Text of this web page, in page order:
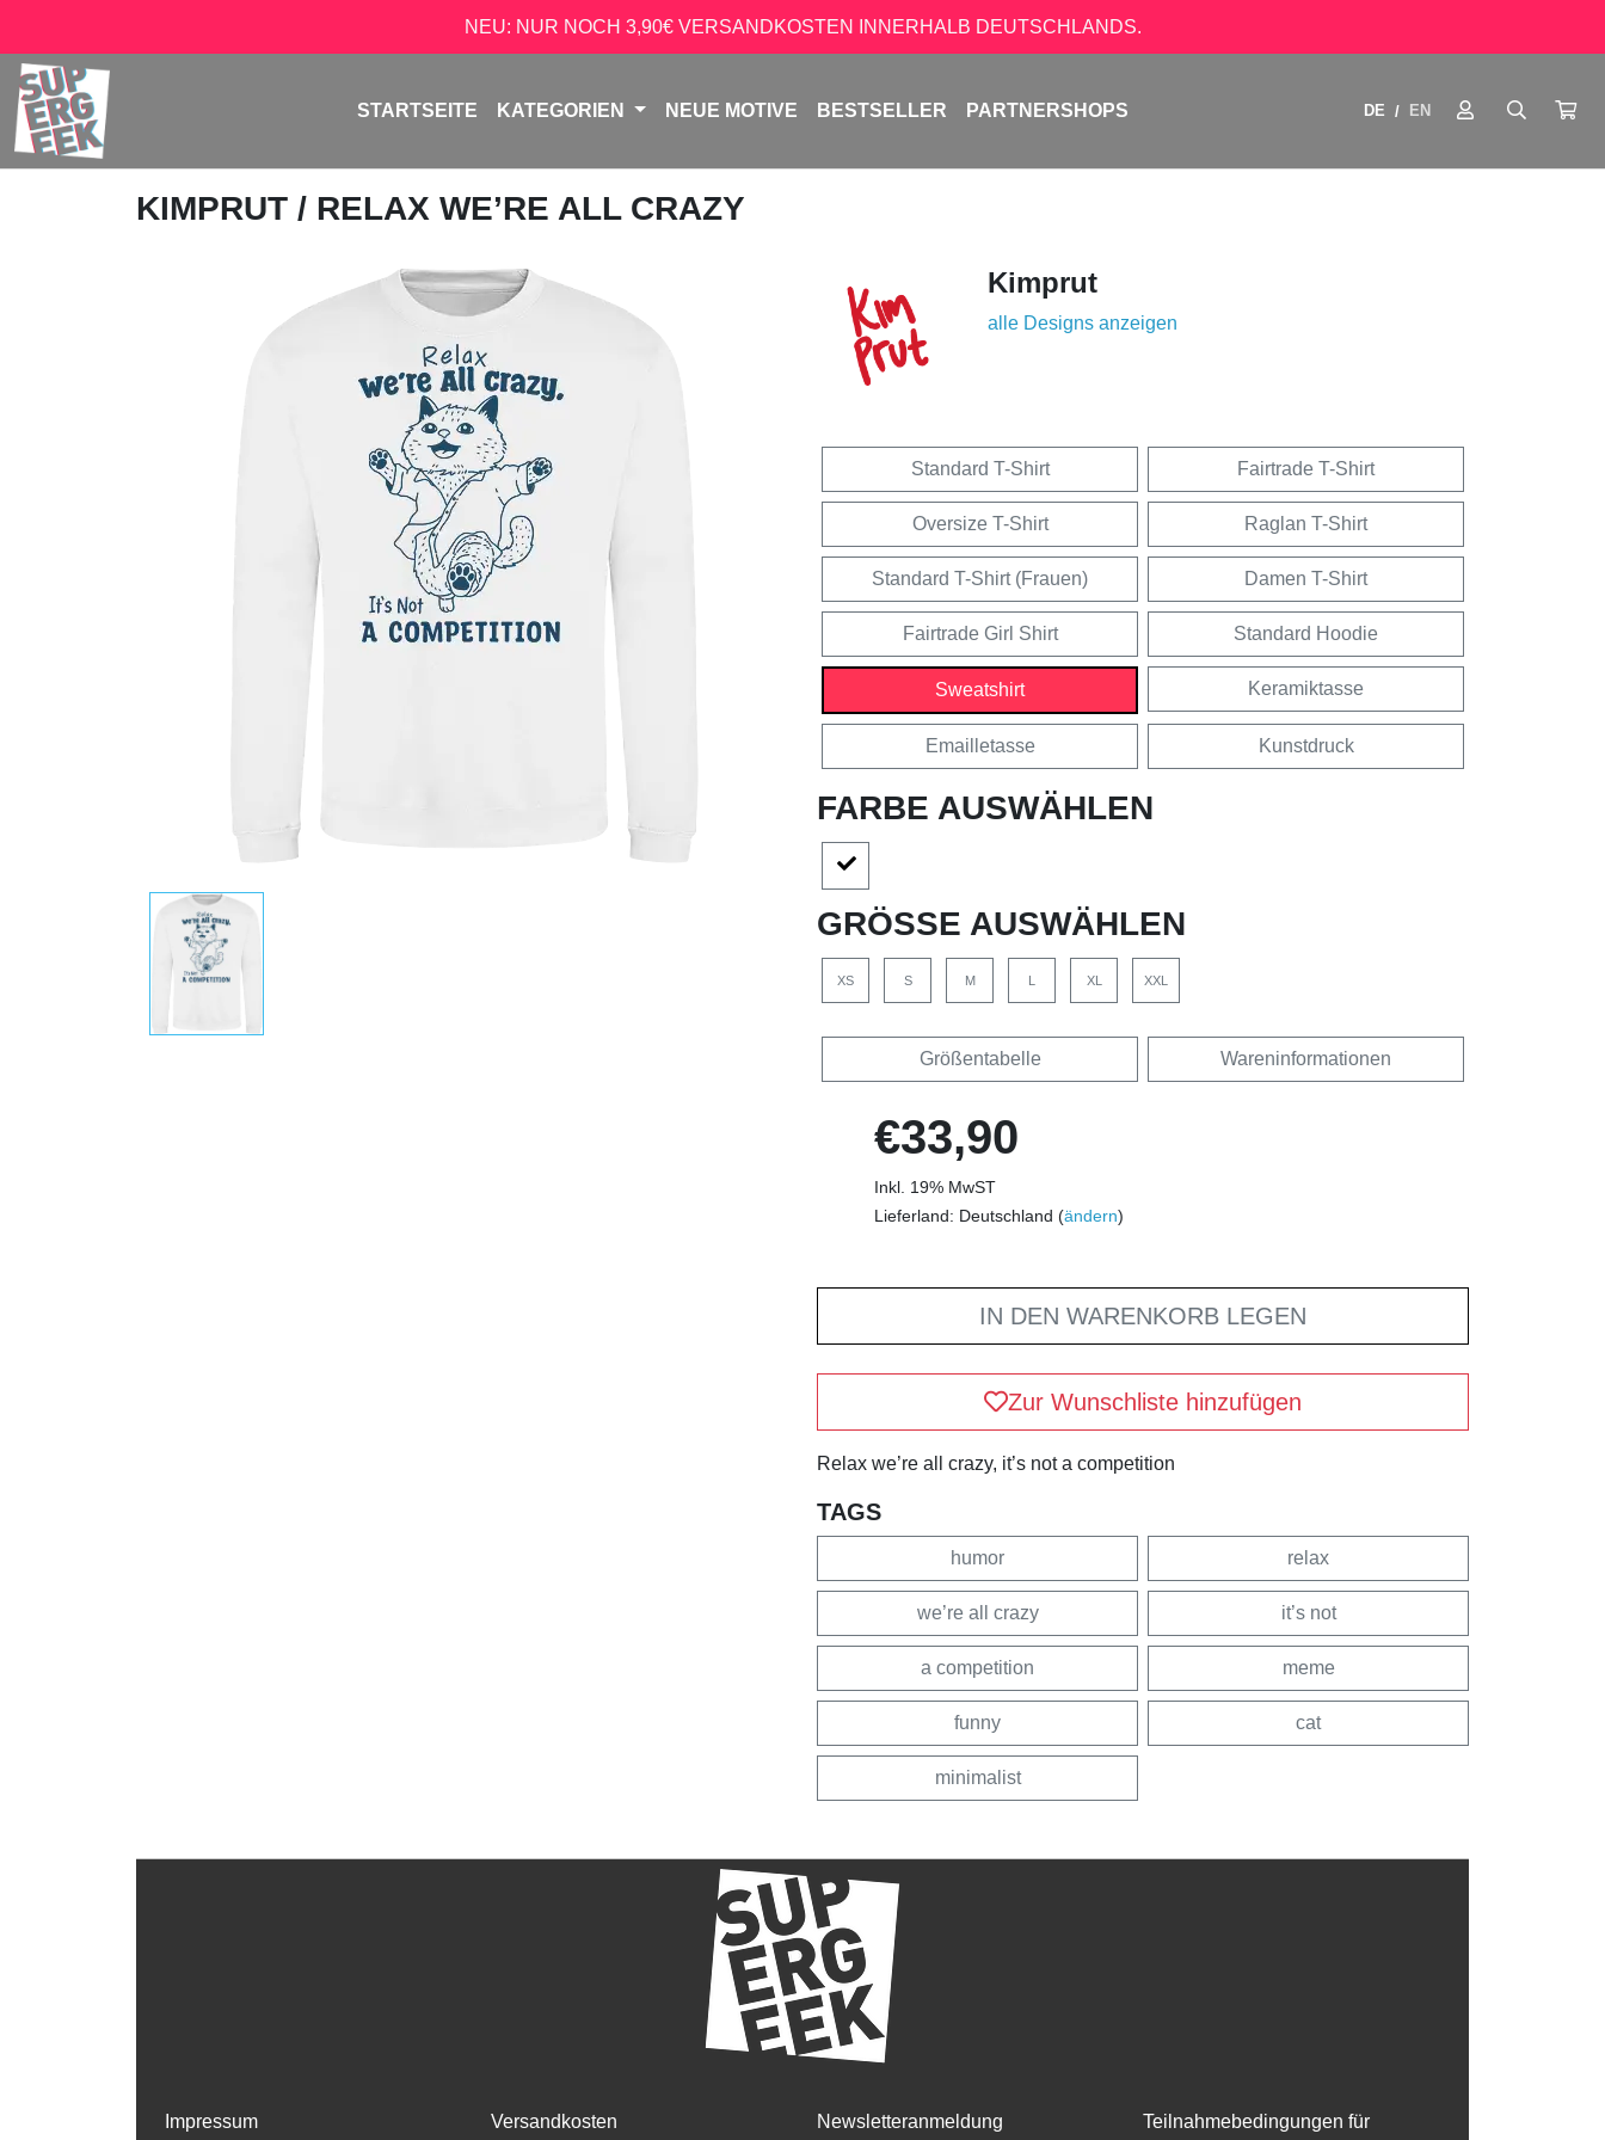
NEU: NUR NOCH 3,90€ VERSANDKOSTEN INNERHALB DEUTSCHLANDS.
STARTSEITE KATEGORIEN NEUE MOTIVE BESTSELLER PARTNERSHOPS DE / EN
KIMPRUT / RELAX WE’RE ALL CRAZY
Kimprut
alle Designs anzeigen
Standard T-Shirt Fairtrade T-Shirt
Oversize T-Shirt Raglan T-Shirt
Standard T-Shirt (Frauen) Damen T-Shirt
Fairtrade Girl Shirt Standard Hoodie
Sweatshirt Keramiktasse
Emailletasse Kunstdruck
FARBE AUSWÄHLEN
GRÖSSE AUSWÄHLEN
XS S M L XL XXL
Größentabelle Wareninformationen
€33,90
Inkl. 19% MwST
Lieferland: Deutschland (ändern)
IN DEN WARENKORB LEGEN
Zur Wunschliste hinzufügen
Relax we’re all crazy, it’s not a competition
TAGS
humor relax
we’re all crazy it’s not
a competition meme
funny cat
minimalist
Impressum Versandkosten Newsletteranmeldung
Teilnahmebedingungen für